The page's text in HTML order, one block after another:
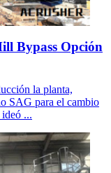
Bypass Opción
la planta,
SAG para el cambio
...